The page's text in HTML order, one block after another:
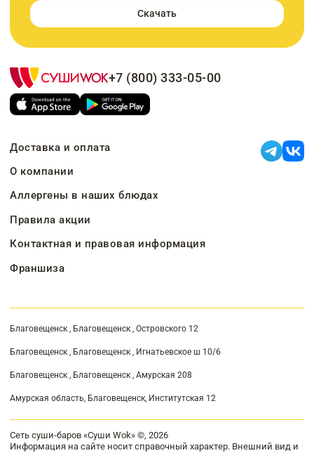
Скачать
+7 (800) 333-05-00
Доставка и оплата
О компании
Аллергены в наших блюдах
Правила акции
Контактная и правовая информация
Франшиза
Благовещенск , Благовещенск , Островского 12
Благовещенск , Благовещенск , Игнатьевское ш 10/6
Благовещенск , Благовещенск , Амурская 208
Амурская область, Благовещенск, Институтская 12
Сеть суши-баров «Суши Wok» ©, 2026
Информация на сайте носит справочный характер. Внешний вид и